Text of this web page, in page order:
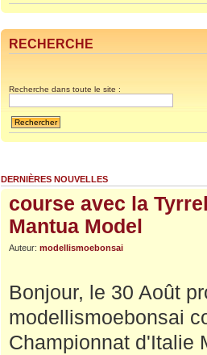
RECHERCHE
Recherche dans toute le site :
DERNIÈRES NOUVELLES
course avec la
Mantua Model
Auteur: modellismoebonsai
Bonjour, le 30 Août
modellismoebonsai
Championnat d'Italie